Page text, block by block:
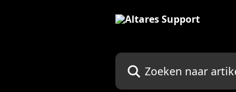
Zoeken naar artikelen ...